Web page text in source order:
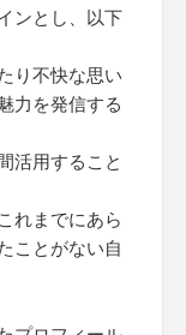
ンとし、以下
り不快な思い
力を発信する
活用すること
れまでにあら
ことがない自